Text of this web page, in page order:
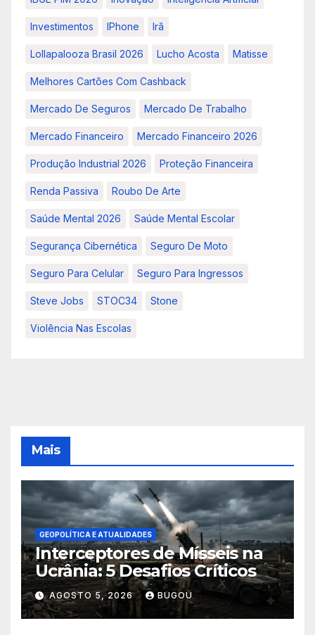
Investimentos IPhone Irã
Lollapalooza Brasil 2026 Lucho Acosta Matisse
Melhores Cartões Com Cashback
Mercado De Seguros Mercado De Trabalho
Mercado Financeiro Mercado Financeiro 2026
Produção Industrial 2026 Proteção Financeira
Renda Passiva Roubo De Arte
Saúde Mental 2026 Saúde Mental Escolar
Segurança Cibernética Seguro De Moto
Seguro Para Celular Seguro Para Ingressos
Steve Jobs STOC34 Stone
Violência Nas Escolas
Mais
GEOPOLÍTICA E ATUALIDADES
Interceptores de Mísseis na
Ucrânia: 5 Desafios Críticos
AGOSTO 5, 2026 BUGOU